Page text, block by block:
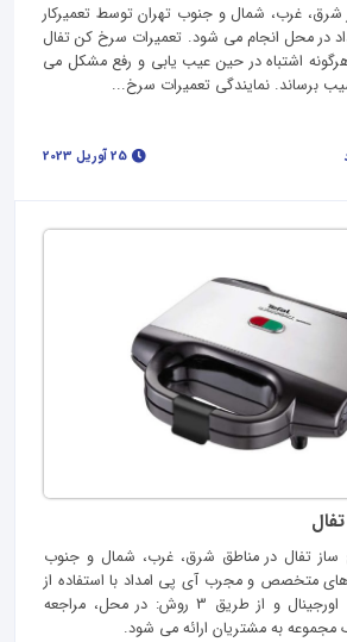
غرب، شمال و جنوب تهران توسط تعمیرکار
در محل انجام می شود. تعمیرات سرخ کن تفال
اشتباه در حین عیب یابی و رفع مشکل می
برساند. نمایندگی تعمیرات سرخ...
ساز تفال در مناطق شرق، غرب، شمال و جنوب
متخصص و مجرب آی پی امداد با استفاده از
گارانتی معتبر و قطعات اورجینال و از طریق 3 روش: در محل، مراجعه
مجموعه به مشتریان ارائه می شود.